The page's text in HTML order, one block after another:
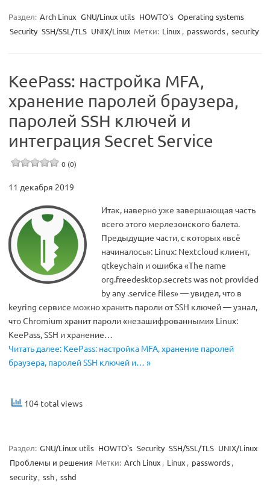
Раздел: Arch Linux GNU/Linux utils HOWTO's Operating systems
Security SSH/SSL/TLS UNIX/Linux Метки: Linux , passwords, security
KeePass: настройка MFA,
хранение паролей браузера,
паролей SSH ключей и
интеграция Secret Service
0 (0)
11 декабря 2019
Итак, наверно уже завершающая часть
всего этого мерлезонского балета.
Предыдущие части, с которых «всё
начиналось»: Linux: Nextcloud клиент,
qtkeychain и ошибка «The name
org.freedesktop.secrets was not provided
by any .service files» — увидел, что в
keyring сервисе можно хранить пароли от SSH ключей — узнал,
что Chromium хранит пароли «незашифрованными» Linux:
KeePass, SSH и хранение…
Читать далее: KeePass: настройка MFA, хранение паролей
браузера, паролей SSH ключей и… »
104 total views
Раздел: GNU/Linux utils HOWTO's Security SSH/SSL/TLS UNIX/Linux
Проблемы и решения Метки: Arch Linux , Linux , passwords,
security, ssh, sshd